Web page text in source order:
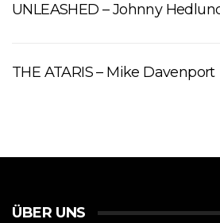
UNLEASHED – Johnny
THE ATARIS – Mike Davenport
ÜBER UNS